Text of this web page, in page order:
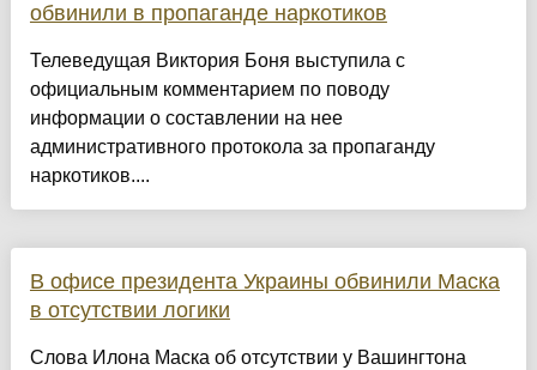
обвинили в пропаганде наркотиков
Телеведущая Виктория Боня выступила с
официальным комментарием по поводу
информации о составлении на нее
административного протокола за пропаганду
наркотиков....
В офисе президента Украины обвинили Маска
в отсутствии логики
Слова Илона Маска об отсутствии у Вашингтона